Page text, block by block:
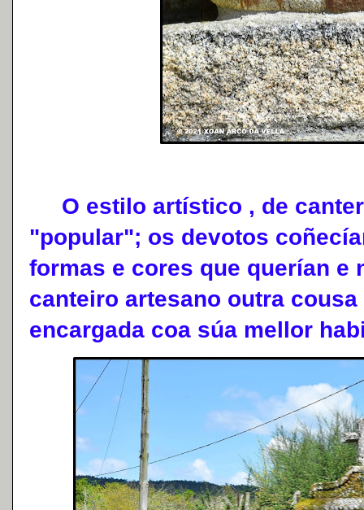
O estilo artístico , de
"popular"; os devotos
formas e cores que querían e
canteiro artesano outra
encargada coa súa mellor